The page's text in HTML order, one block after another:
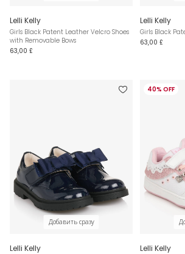
Lelli Kelly
Girls Black Patent Leather Velcro Shoes
with Removable Bows
63,00 £
Lelli Kelly
Girls Black
63,00 £
Добавить сразу
Lelli Kelly
40% OFF
Lelli Kelly